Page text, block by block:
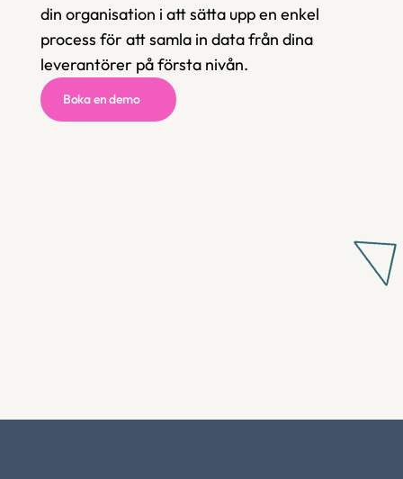
din organisation i att sätta upp en enkel
process för att samla in data från dina
leverantörer på första nivån.
Boka en demo